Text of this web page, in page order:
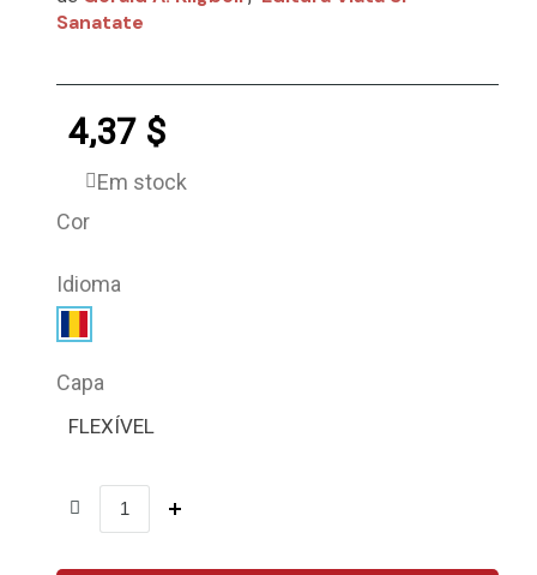
Sanatate
4,37 $
Em stock
Cor
Idioma
Capa
FLEXÍVEL